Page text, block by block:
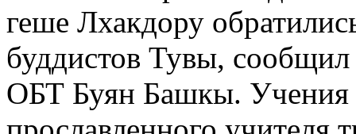
геше Лхакдору
буддистов Тувы, сообщил
ОБТ Буян Башкы. Учения